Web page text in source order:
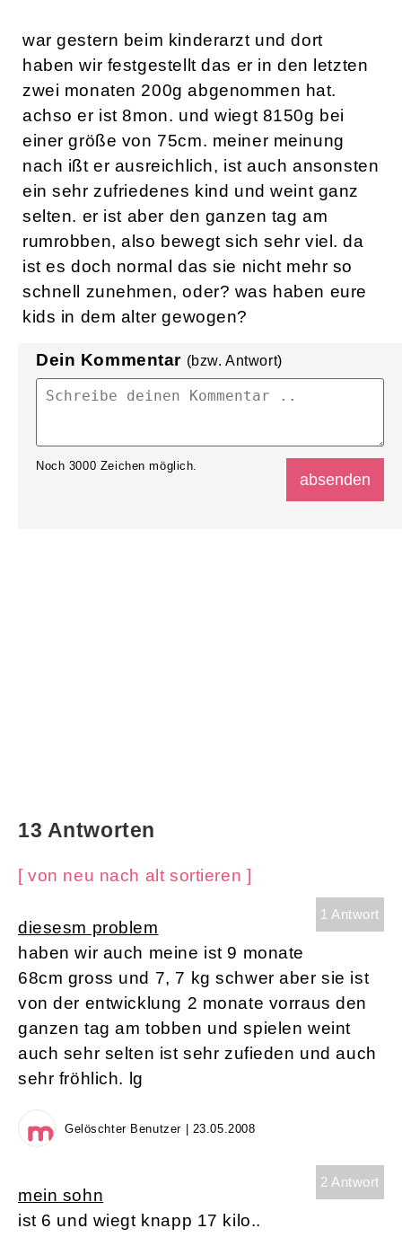
war gestern beim kinderarzt und dort
haben wir festgestellt das er in den letzten
zwei monaten 200g abgenommen hat.
achso er ist 8mon. und wiegt 8150g bei
einer größe von 75cm. meiner meinung
nach ißt er ausreichlich, ist auch ansonsten
ein sehr zufriedenes kind und weint ganz
selten. er ist aber den ganzen tag am
rumrobben, also bewegt sich sehr viel. da
ist es doch normal das sie nicht mehr so
schnell zunehmen, oder? was haben eure
kids in dem alter gewogen?
Dein Kommentar (bzw. Antwort)
Noch 3000 Zeichen möglich.
13 Antworten
[ von neu nach alt sortieren ]
1 Antwort
diesesm problem
haben wir auch meine ist 9 monate
68cm gross und 7, 7 kg schwer aber sie ist
von der entwicklung 2 monate vorraus den
ganzen tag am tobben und spielen weint
auch sehr selten ist sehr zufieden und auch
sehr fröhlich. lg
Gelöschter Benutzer | 23.05.2008
2 Antwort
mein sohn
ist 6 und wiegt knapp 17 kilo..